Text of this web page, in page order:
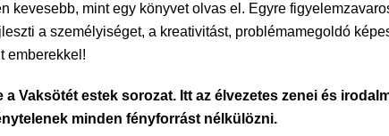
kevesebb, mint egy könyvet olvas el. Egyre
a személyiséget, a kreativitást, problémamegoldó
emberekkel!
a Vaksötét estek sorozat. Itt az élvezetes zenei és
minden fényforrást nélkülözni.